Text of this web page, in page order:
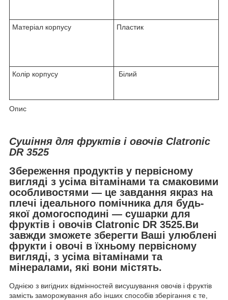
Матеріал корпусу Пластик
Колір корпусу Білий
Опис
Сушіння для фруктів і овочів Clatronic
DR 3525
Збереження продуктів у первісному
вигляді з усіма вітамінами та смаковими
особливостями — це завдання якраз на
плечі ідеального помічника для будь-
якої домогосподині — сушарки для
фруктів і овочів Clatronic DR 3525.Ви
завжди зможете зберегти Ваші улюблені
фрукти і овочі в їхньому первісному
вигляді, з усіма вітамінами та
мінералами, які вони містять.
Однією з вигідних відмінностей висушування овочів і фруктів
замість заморожування або інших способів зберігання є те,